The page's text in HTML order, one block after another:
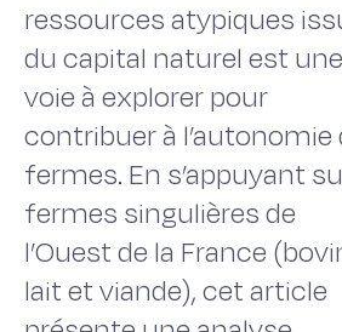
ressources atypiques
du capital naturel est une
voie à explorer pour
contribuer à l’autonomie
fermes. En s’appuyant
fermes singulières de
l’Ouest de la France
lait et viande), cet article